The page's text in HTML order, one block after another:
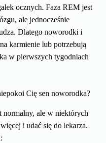
ocznych. Faza REM jest
ale jednocześnie
Dlatego noworodki i
karmienie lub potrzebują
w pierwszych tygodniach
Cię sen noworodka?
normalny, ale w niektórych
i udać się do lekarza.